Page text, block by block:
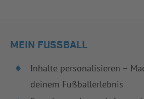
MEIN FUSSBALL
Inhalte personalisieren –
deinem Fußballerlebnis